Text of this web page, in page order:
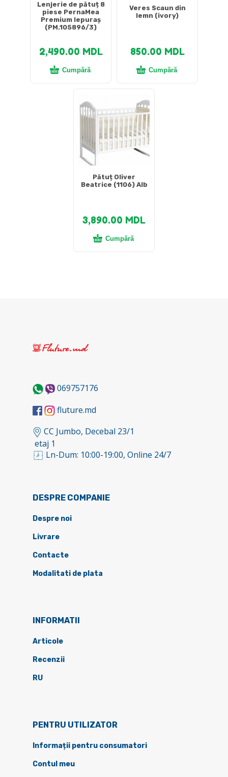
Lenjerie de pătuț 8
piese PernaMea
Premium Iepuraș
(PM.105896/3)
2,490.00 MDL
Cumpără
Veres Scaun din
lemn (ivory)
850.00 MDL
Cumpără
Pătuț Oliver
Beatrice (1106) Alb
3,890.00 MDL
Cumpără
069757176
fluture.md
CC Jumbo, Decebal 23/1
etaj 1
Ln-Dum: 10:00-19:00, Online 24/7
DESPRE COMPANIE
Despre noi
Livrare
Contacte
Modalitati de plata
INFORMATII
Articole
Recenzii
RU
PENTRU UTILIZATOR
Informații pentru consumatori
Contul meu